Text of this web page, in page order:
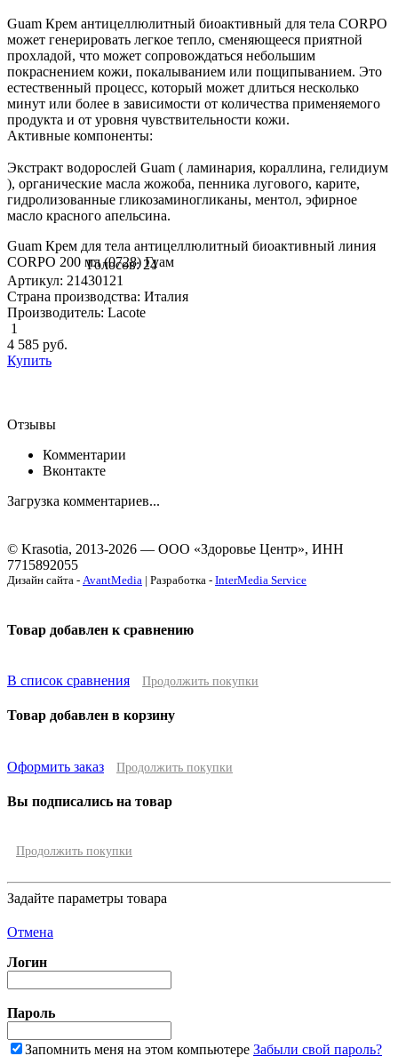
Guam Крем антицеллюлитный биоактивный для тела CORPO
может генерировать легкое тепло, сменяющееся приятной
прохладой, что может сопровождаться небольшим
покраснением кожи, покалыванием или пощипыванием. Это
естественный процесс, который может длиться несколько
минут или более в зависимости от количества применяемого
продукта и от уровня чувствительности кожи.
Активные компоненты:
Экстракт водорослей Guam ( ламинария, кораллина, гелидиум
), органические масла жожоба, пенника лугового, карите,
гидролизованные гликозаминогликаны, ментол, эфирное
масло красного апельсина.
Guam Крем для тела антицеллюлитный биоактивный линия
CORPO 200 мл (0728) Гуам
Голосов: 24
Артикул: 21430121
Страна производства: Италия
Производитель: Lacote
1
4 585 руб.
Купить
Отзывы
Комментарии
Вконтакте
Загрузка комментариев...
© Krasotia, 2013-2026 — ООО «Здоровье Центр», ИНН
7715892055
Дизайн сайта - AvantMedia | Разработка - InterMedia Service
Товар добавлен к сравнению
В список сравнения Продолжить покупки
Товар добавлен в корзину
Оформить заказ Продолжить покупки
Вы подписались на товар
Продолжить покупки
Задайте параметры товара
Отмена
Логин
Пароль
Запомнить меня на этом компьютере Забыли свой пароль?